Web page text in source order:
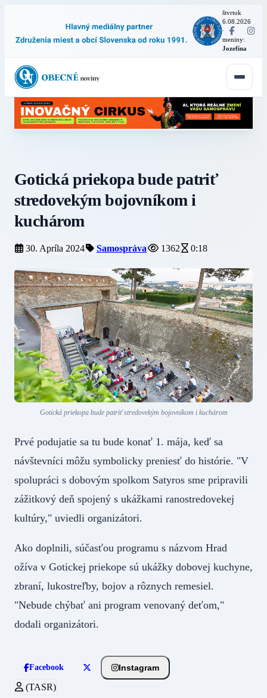
štvrtok
6.08.2026
·
meniny:
Jozefína
Gotická priekopa bude patriť
stredovekým bojovníkom i
kuchárom
30. Apríla 2024 Samospráva 1362 0:18
Gotická priekopa bude patriť stredovekým bojovníkom i kuchárom
Prvé podujatie sa tu bude konať 1. mája, keď sa
návštevníci môžu symbolicky preniesť do histórie. "V
spolupráci s dobovým spolkom Satyros sme pripravili
zážitkový deň spojený s ukážkami ranostredovekej
kultúry," uviedli organizátori.
Ako doplnili, súčasťou programu s názvom Hrad
ožíva v Gotickej priekope sú ukážky dobovej kuchyne,
zbraní, lukostreľby, bojov a rôznych remesiel.
"Nebude chýbať ani program venovaný deťom,"
dodali organizátori.
Facebook Instagram
(TASR)